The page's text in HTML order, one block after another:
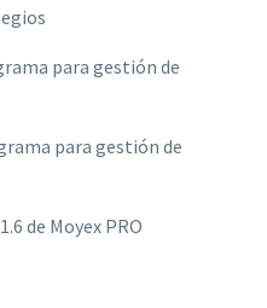
para gestión de
para gestión de
de Moyex PRO